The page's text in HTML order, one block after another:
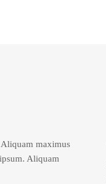
maximus
Aliquam